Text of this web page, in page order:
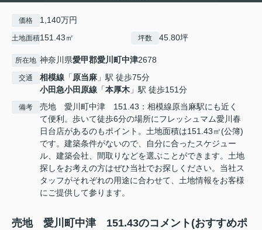
価格 1,140万円
土地面積151.43㎡ 坪数 45.80坪
所在地 神奈川県愛甲郡愛川町中津2678
交通 相模線 「原当麻 」駅 徒歩75分
小田急小田原線 「本厚木 」駅 徒歩151分
備考
売地 愛川町中津 151.43：相模線原当麻駅にも近く
て便利。歩いて徒歩6分の場所にフレッシュマム愛川春
日台店があるのもポイント。土地面積は151.43㎡(公簿)
です。建築条件がないので、自分に合ったスケジュー
ル、建築会社、間取りなどを選ぶことができます。土地
探しをお考えの方はぜひ当社でお探しください。当社ス
タッフがそれぞれの用途に合わせて、土地情報をお客様
にご提供して参ります。
売地 愛川町中津 151.43のコメント(おすすめポ